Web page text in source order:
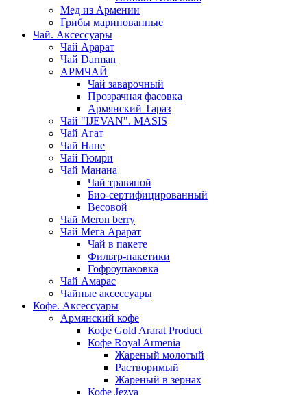
Мед из Армении
Грибы маринованные
Чай. Аксессуары
Чай Арарат
Чай Darman
АРМЧАЙ
Чай заварочный
Прозрачная фасовка
Армянский Тараз
Чай "IJEVAN". MASIS
Чай Агат
Чай Нане
Чай Гюмри
Чай Манана
Чай травяной
Био-сертифицированный
Весовой
Чай Meron berry
Чай Мега Арарат
Чай в пакете
Фильтр-пакетики
Гофроупаковка
Чай Амарас
Чайные аксессуары
Кофе. Аксессуары
Армянский кофе
Кофе Gold Ararat Product
Кофе Royal Armenia
Жареный молотый
Растворимый
Жареный в зернах
Кофе Jezva